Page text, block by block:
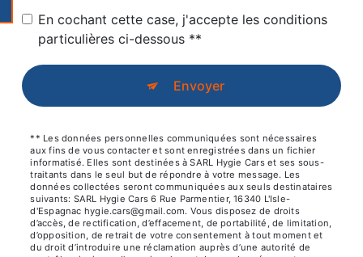
En cochant cette case, j'accepte les conditions
particulières ci-dessous **
Envoyer
** Les données personnelles communiquées sont nécessaires
aux fins de vous contacter et sont enregistrées dans un fichier
informatisé. Elles sont destinées à SARL Hygie Cars et ses sous-
traitants dans le seul but de répondre à votre message. Les
données collectées seront communiquées aux seuls destinataires
suivants: SARL Hygie Cars 6 Rue Parmentier, 16340 L'Isle-
d'Espagnac hygie.cars@gmail.com. Vous disposez de droits
d’accès, de rectification, d’effacement, de portabilité, de limitation,
d’opposition, de retrait de votre consentement à tout moment et
du droit d’introduire une réclamation auprès d’une autorité de